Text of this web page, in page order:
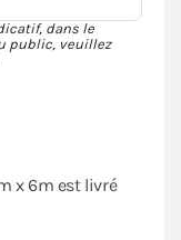
x 6m est livré
dans le
public, veuillez